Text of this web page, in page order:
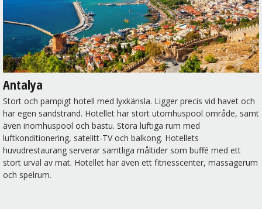
Antalya
Stort och pampigt hotell med lyxkänsla. Ligger precis vid havet och
har egen sandstrand. Hotellet har stort utomhuspool område, samt
även inomhuspool och bastu. Stora luftiga rum med
luftkonditionering, satelitt-TV och balkong. Hotellets
huvudrestaurang serverar samtliga måltider som buffé med ett
stort urval av mat. Hotellet har även ett fitnesscenter, massagerum
och spelrum.
• • • • • • • • • • • •